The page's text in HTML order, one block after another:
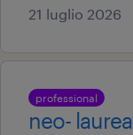
21 luglio 2026
professional
neo-